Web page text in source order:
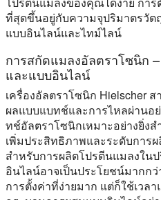
ที่สุดขึ้นอยู่กับความจุปริมาตรวั
แบบอินไลน์และไทม์ไลน์
การสกัดแมลงอัลตราโซนิก
และแบบอินไลน์
เครื่องอัลตราโซนิก Hielscher
ผลแบบแบทช์และการไหลผ่านอ
ทช์อัลตราโซนิกเหมาะอย่างยิ่ง
เพิ่มประสิทธิภาพและระดับการ
สําหรับการผลิตโปรตีนแมลงใน
อินไลน์อาจเป็นประโยชน์มากก
การตั้งค่าที่ง่ายมาก แต่ก็ใช้เวล